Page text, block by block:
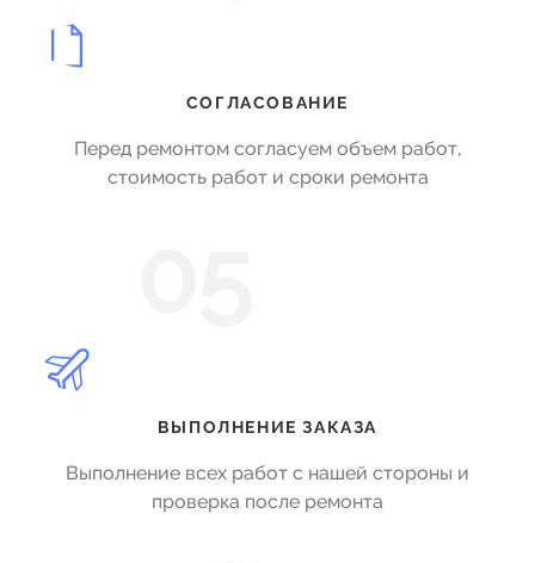
СОГЛАСОВАНИЕ
Перед ремонтом согласуем объем работ,
стоимость работ и сроки ремонта
ВЫПОЛНЕНИЕ ЗАКАЗА
Выполнение всех работ с нашей стороны и
проверка после ремонта